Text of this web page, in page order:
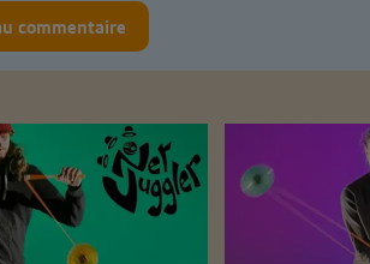
commentaire